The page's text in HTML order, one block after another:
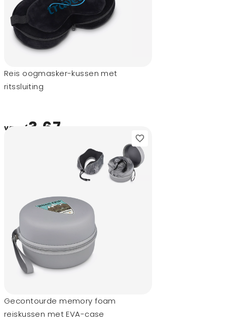
Reis oogmasker-kussen met
ritssluiting
vanaf3,67
Gecontourde memory foam
reiskussen met EVA-case